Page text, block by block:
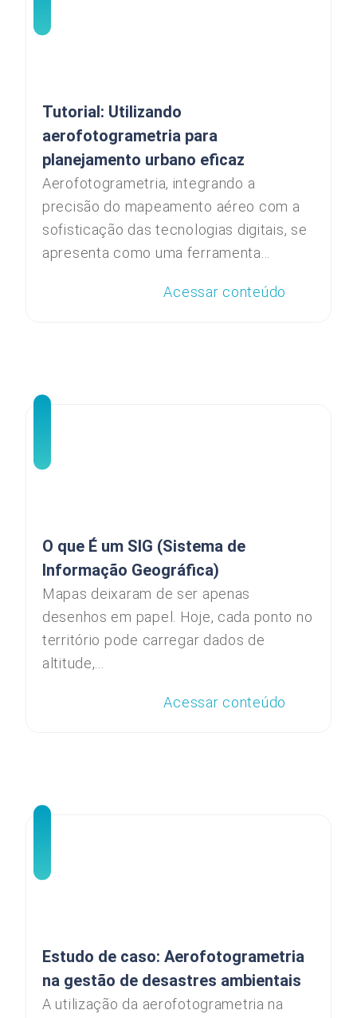
Tutorial: Utilizando
aerofotogrametria para
planejamento urbano eficaz
Aerofotogrametria, integrando a
precisão do mapeamento aéreo com a
sofisticação das tecnologias digitais, se
apresenta como uma ferramenta...
Acessar conteúdo
O que É um SIG (Sistema de
Informação Geográfica)
Mapas deixaram de ser apenas
desenhos em papel. Hoje, cada ponto no
território pode carregar dados de
altitude,...
Acessar conteúdo
Estudo de caso: Aerofotogrametria
na gestão de desastres ambientais
A utilização da aerofotogrametria na